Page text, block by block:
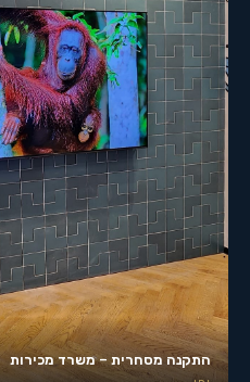
התקנה מסחרית – משרד מכירות